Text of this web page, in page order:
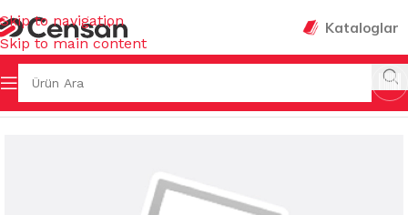
Skip to navigation
Skip to main content
Kataloglar
Ana Sayfa